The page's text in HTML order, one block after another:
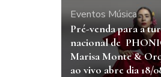
Eventos Música
Pré-venda para a
nacional de
Marisa Monte &
ao vivo abre dia 18/